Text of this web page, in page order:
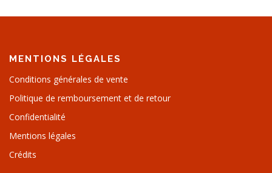
MENTIONS LÉGALES
Conditions générales de vente
Politique de remboursement et de retour
Confidentialité
Mentions légales
Crédits